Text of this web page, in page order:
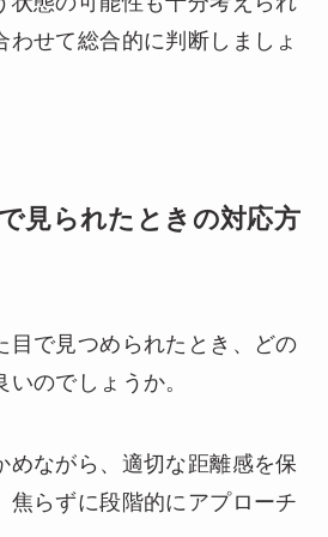
わせて総合的に判断しましょ
見られたときの対応方
目で見つめられたとき、どの
のでしょうか。
めながら、適切な距離感を保
焦らずに段階的にアプローチ